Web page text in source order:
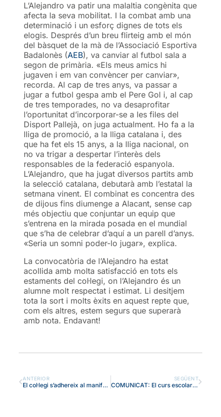
L’Alejandro va patir una malaltia congènita que
afecta la seva mobilitat. I la combat amb una
determinació i un esforç dignes de tots els
elogis. Després d’un breu flirteig amb el món
del bàsquet de la mà de l’Associació Esportiva
Badalonès (AEB), va canviar al futbol sala a
segon de primària. «Els meus amics hi
jugaven i em van convèncer per canviar»,
recorda. Al cap de tres anys, va passar a
jugar a futbol gespa amb el Pere Gol i, al cap
de tres temporades, no va desaprofitar
l’oportunitat d’incorporar-se a les files del
Disport Pallejà, on juga actualment. Ho fa a la
lliga de promoció, a la lliga catalana i, des
que ha fet els 15 anys, a la lliga nacional, on
no va trigar a despertar l’interès dels
responsables de la federació espanyola.
L’Alejandro, que ha jugat diversos partits amb
la selecció catalana, debutarà amb l’estatal la
setmana vinent. El combinat es concentra des
de dijous fins diumenge a Alacant, sense cap
més objectiu que conjuntar un equip que
s’entrena en la mirada posada en el mundial
que s’ha de celebrar d’aquí a un parell d’anys.
«Seria un somni poder-lo jugar», explica.
La convocatòria de l’Alejandro ha estat
acollida amb molta satisfacció en tots els
estaments del col·legi, on l’Alejandro és un
alumne molt respectat i estimat. Li desitjem
tota la sort i molts èxits en aquest repte que,
com els altres, estem segurs que superarà
amb nota. Endavant!
ANTERIOR
El col·legi s’adhereix al manifest contra la violència envers les dones
SEGÜENT
COMUNICAT: El curs escolar es reprendrà l’11 de gener i no el 8